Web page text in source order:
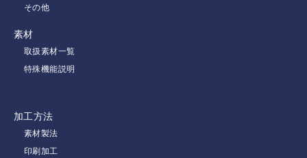
その他
素材
取扱素材一覧
特殊機能説明
加工方法
素材製法
印刷加工